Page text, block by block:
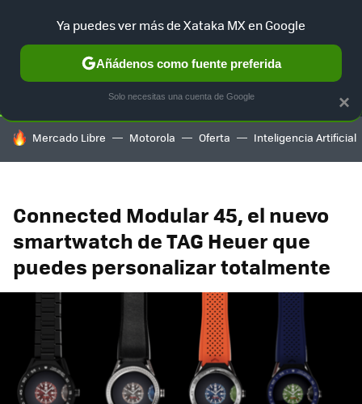
SELECCIÓN GAMING HOME AUTO TERRITORIO
HOY SE HABLA DE
Mercado Libre Motorola Oferta Inteligencia Artificial
Connected Modular 45, el nuevo
smartwatch de TAG Heuer que
puedes personalizar totalmente
×
Ya puedes ver más de Xataka MX en Google
Añádenos como fuente preferida
Solo necesitas una cuenta de Google